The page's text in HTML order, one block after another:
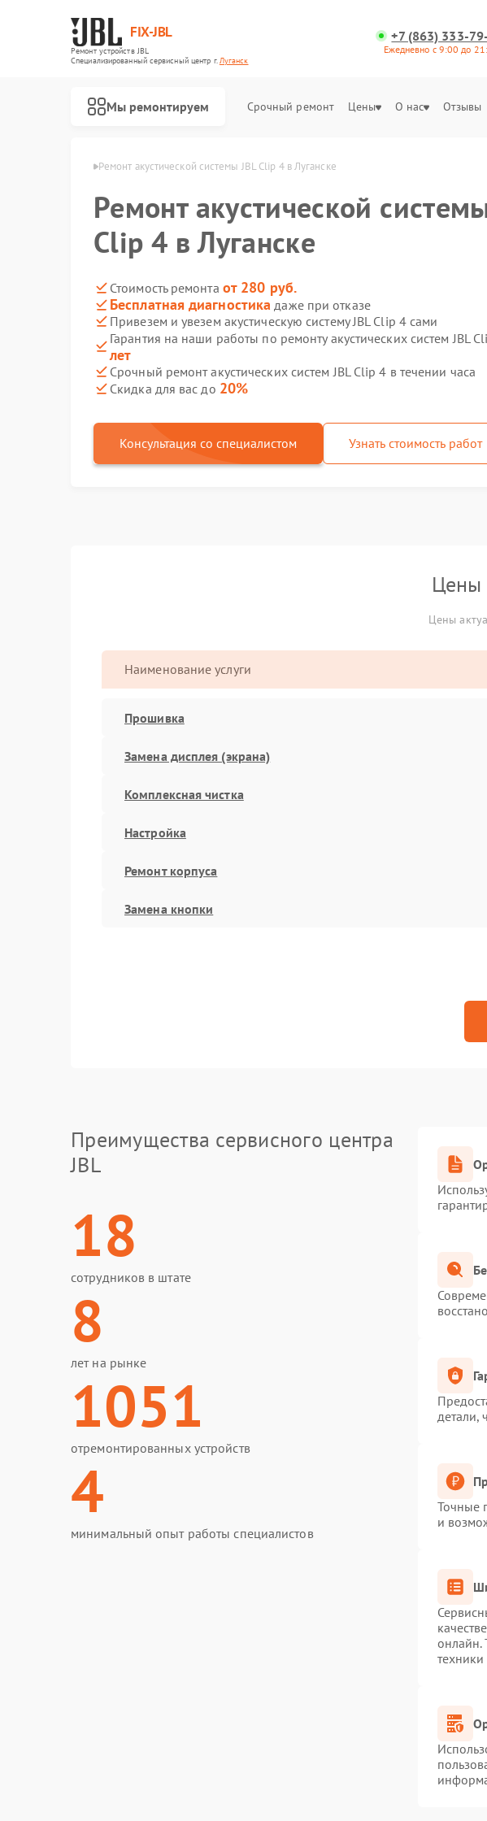
FIX-JBL
Ремонт устройств JBL
Специализированный cервисный центр г.Луганск
+7 (863) 333-
Ежедневно с 9:00 до
Мы ремонтируем Срочный ремонт Цены О нас Отзывы
Ремонт акустической системы JBL Clip 4 в Луганске
Ремонт акустической
Clip 4 в Луганске
Стоимость ремонта от 280 руб.
Бесплатная диагностика даже при отказе
Привезем и увезем акустическую систему JBL Clip 4 сами
Гарантия на наши работы по ремонту акустических систем JBL
лет
Срочный ремонт акустических систем JBL Clip 4 в течении часа
Скидка для вас до 20%
Консультация со специалистом Узнать стоимость работ
Цены
Цены
Наименование услуги
Прошивка
Замена дисплея (экрана)
Комплексная чистка
Настройка
Ремонт корпуса
Замена кнопки
Преимущества сервисного центра
JBL
18
сотрудников в штате
8
лет на рынке
1051
отремонтированных устройств
4
минимальный опыт работы специалистов
детали,
Точные
и
онлайн.
техники